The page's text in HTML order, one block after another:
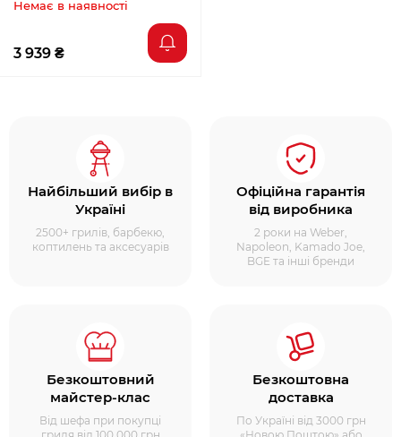
Немає в наявності
3 939 ₴
Найбільший вибір в
Україні
2500+ грилів, барбекю,
коптилень та аксесуарів
Офіційна гарантія
від виробника
2 роки на Weber,
Napoleon, Kamado Joe,
BGE та інші бренди
Безкоштовний
майстер-клас
Від шефа при покупці
Безкоштовна
доставка
По Україні від 3000 грн